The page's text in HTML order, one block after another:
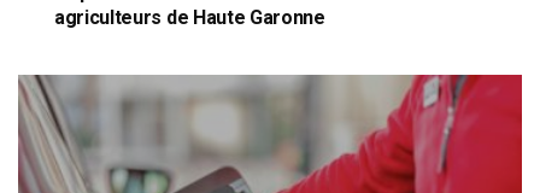
agriculteurs de Haute Garonne